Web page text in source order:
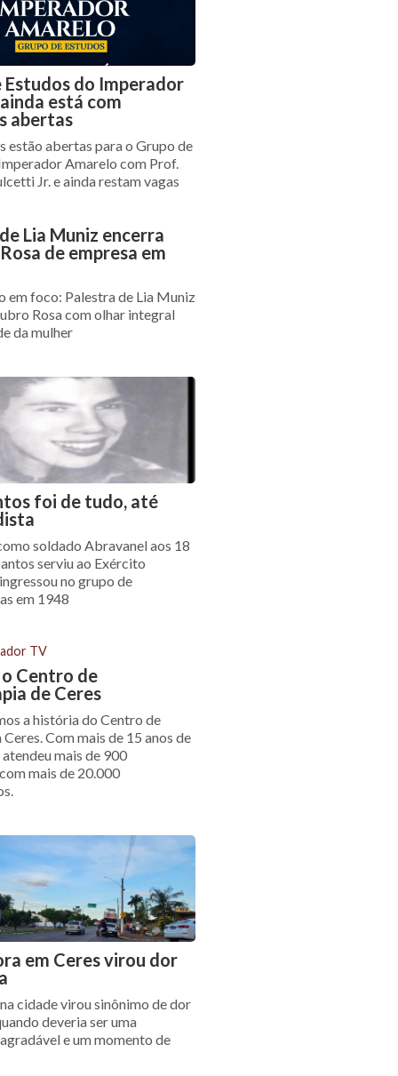
Estudos do Imperador
está com
abertas
estão abertas para o Grupo de
Amarelo com Prof.
Jr. e ainda restam vagas
Lia Muniz encerra
de empresa em
em foco: Palestra de Lia Muniz
Rosa com olhar integral
da mulher
foi de tudo, até
soldado Abravanel aos 18
serviu ao Exército
no grupo de
em 1948
TV
Centro de
de Ceres
a história do Centro de
Com mais de 15 anos de
mais de 900
mais de 20.000
em Ceres virou dor
cidade virou sinônimo de dor
deveria ser uma
e um momento de